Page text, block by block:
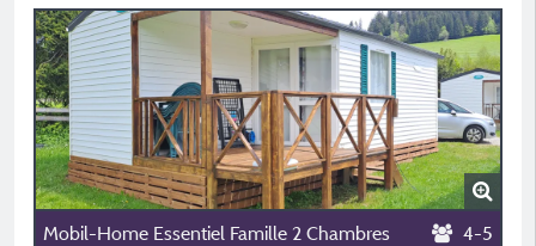
Mobil-Home Essentiel Famille 2 Chambres 4-5